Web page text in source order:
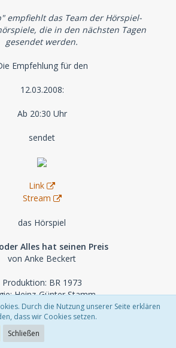
empfiehlt das Team der Hörspiel-
die in den nächsten Tagen
gesendet werden.
Empfehlung für den
12.03.2008:
Ab 20:30 Uhr
sendet
Link
Stream
das Hörspiel
Alles hat seinen Preis
von Anke Beckert
Produktion: BR 1973
Heinz-Günter Stamm
Musik: Charly Niessen
Länge: 56 Min.
Mit:
Durch die Nutzung unserer Seite erklären
dass wir Cookies setzen.
Schließen